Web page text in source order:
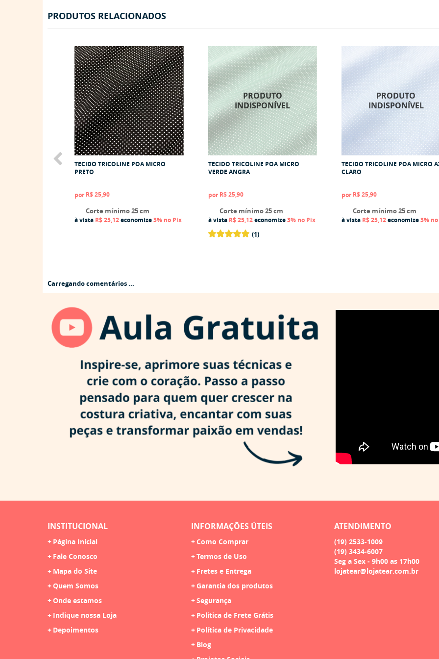
PRODUTOS RELACIONADOS
TECIDO TRICOLINE POA MICRO
PRETO
por R$ 25,90
Corte mínimo 25 cm
à vista R$ 25,12economize3% no Pix
TECIDO TRICOLINE POA MICRO
VERDE ANGRA
por R$ 25,90
Corte mínimo 25 cm
à vista R$ 25,12economize3% no Pix
(1)
TECIDO TRICOLINE POA MICRO
CLARO
por R$ 25,90
Corte mínimo 25 cm
à vista R$ 25,12economize3%
Carregando comentários ...
INSTITUCIONAL
Página Inicial
Fale Conosco
Mapa do Site
Quem Somos
Onde estamos
Indique nossa Loja
Depoimentos
INFORMAÇÕES ÚTEIS
Como Comprar
Termos de Uso
Fretes e Entrega
Garantia dos produtos
Segurança
Politica de Frete Grátis
Política de Privacidade
Blog
ATENDIMENTO
(19) 2533-1009
(19) 3434-6007
Seg a Sex - 9h00 as 17h00
lojatear@lojatear.com.br